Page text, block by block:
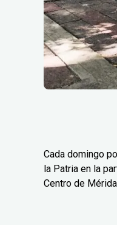
Cada domingo
la Patria en la
Centro de